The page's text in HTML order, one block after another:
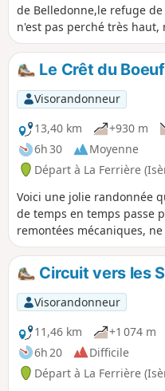
de Belledonne,le refuge
n'est pas perché très haut,
d'aborder des secteurs
avertis et endurants.L'eau
lacs ne sont pas loin, la
des pentes vertigineuses
prennent plein les yeux.
Le Crêt du Boeuf
Visorandonneur
13,40 km
+930 m
6h 30
Moyenne
Départ à La Ferrière
Voici une jolie randonnée
de temps en temps passe
remontées mécaniques, ne
de très beaux paysages.
chaîne du Pic de la Belle
fabuleuses. Et pour ceux
le ski de piste en hiver sur
Sept Laux, il est très
des paysages
d'un manteau blanc sans
de neige.
Circuit vers les
Visorandonneur
11,46 km
+1 074 m
6h 20
Difficile
Départ à La Ferrière